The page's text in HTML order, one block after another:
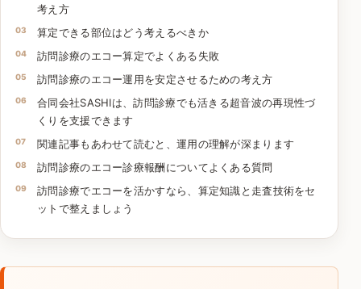
考え方
算定できる部位はどう考えるべきか
訪問診療のエコー算定でよくある失敗
訪問診療のエコー運用を安定させるための考え方
合同会社SASHIは、訪問診療でも活きる超音波の再現性づ
くりを支援できます
関連記事もあわせて読むと、運用の理解が深まります
訪問診療のエコー診療報酬についてよくある質問
訪問診療でエコーを活かすなら、算定知識と走査技術をセ
ットで整えましょう